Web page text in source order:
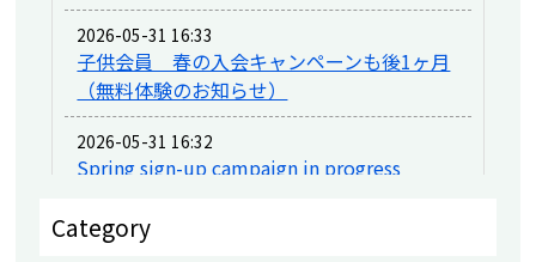
2026-05-31 16:33
子供会員 春の入会キャンペーンも後1ヶ月
（無料体験のお知らせ）
2026-05-31 16:32
Spring sign-up campaign in progress
2026-04-30 17:45
水中運動会開催の知らせ
Category